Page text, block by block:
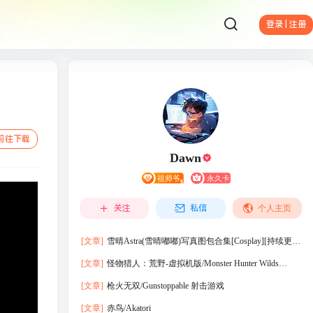
登录 | 注册
往下载
Dawn
关注 私信 个人主页
[文章] 雪晴Astra(雪晴嘟嘟)写真图包合集[Cosplay][持续更
[文章] 怪物猎人：荒野-虚拟机版/Monster Hunter Wilds
[文章] 枪火无双/Gunstoppable 射击游戏
[文章] 赤鸟/Akatori